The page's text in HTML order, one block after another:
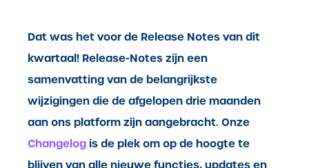
Dat was het voor de Release Notes van dit
kwartaal! Release-Notes zijn een
samenvatting van de belangrijkste
wijzigingen die de afgelopen drie maanden
aan ons platform zijn aangebracht. Onze
Changelog is de plek om op de hoogte te
blijven van alle nieuwe functies, updates en